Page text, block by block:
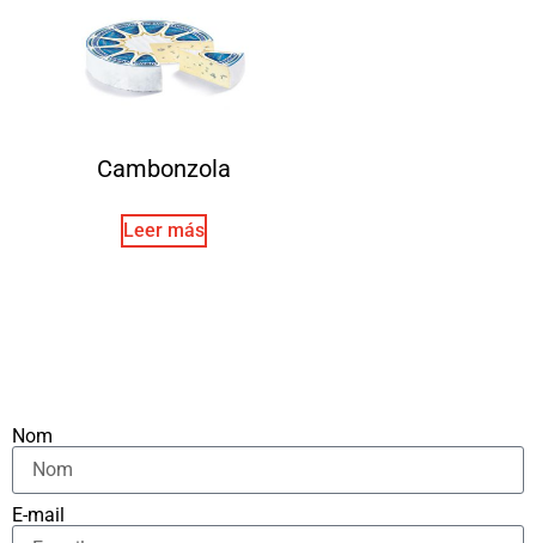
Cambonzola
Leer más
Nom
E-mail